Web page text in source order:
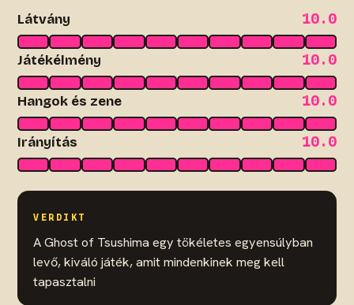
Látvány 10.0
Játékélmény 10.0
Hangok és zene 10.0
Irányítás 10.0
VERDIKT
A Ghost of Tsushima egy tökéletes egyensúlyban
levő, kiváló játék, amit mindenkinek meg kell
tapasztalni